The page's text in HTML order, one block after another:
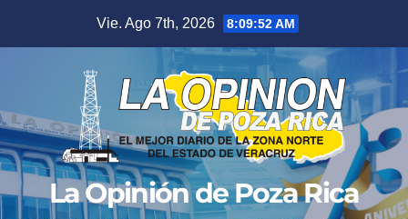
Vie. Ago 7th, 2026 8:09:53 AM
La Opinión de Poza Rica